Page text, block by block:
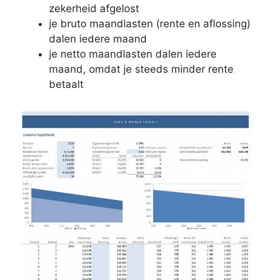
zekerheid afgelost
je bruto maandlasten (rente en aflossing)
dalen iedere maand
je netto maandlasten dalen iedere
maand, omdat je steeds minder rente
betaalt